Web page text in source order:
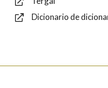
Dicionario de